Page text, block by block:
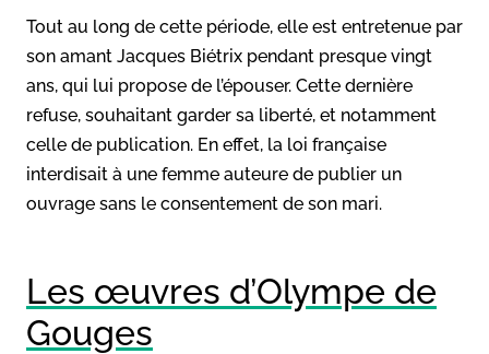
Tout au long de cette période, elle est entretenue par
son amant Jacques Biétrix pendant presque vingt
ans, qui lui propose de l’épouser. Cette dernière
refuse, souhaitant garder sa liberté, et notamment
celle de publication. En effet, la loi française
interdisait à une femme auteure de publier un
ouvrage sans le consentement de son mari.
Les œuvres d’Olympe de
Gouges